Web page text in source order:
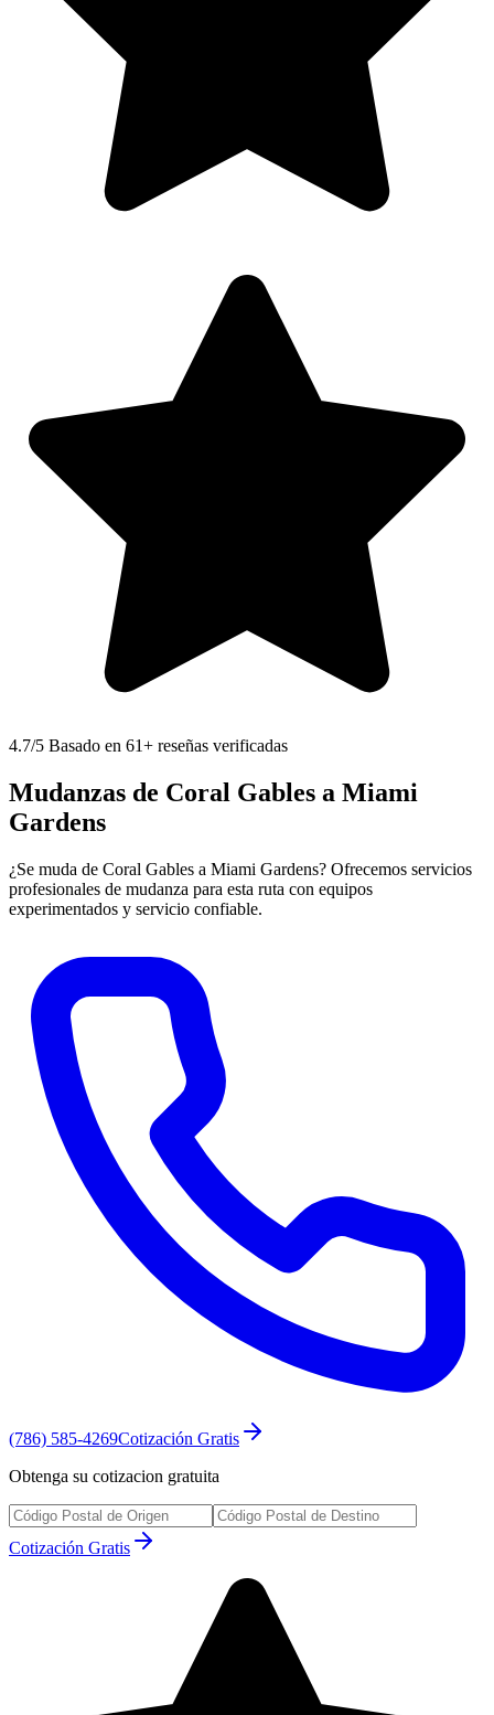
4.7/5 Basado en 61+ reseñas verificadas
Mudanzas de Coral Gables a Miami
Gardens
¿Se muda de Coral Gables a Miami Gardens? Ofrecemos servicios
profesionales de mudanza para esta ruta con equipos
experimentados y servicio confiable.
(786) 585-4269Cotización Gratis
Obtenga su cotizacion gratuita
Cotización Gratis